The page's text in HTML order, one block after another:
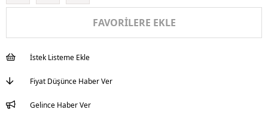
FAVORILERE EKLE
İstek Listeme Ekle
Fiyat Düşünce Haber Ver
Gelince Haber Ver